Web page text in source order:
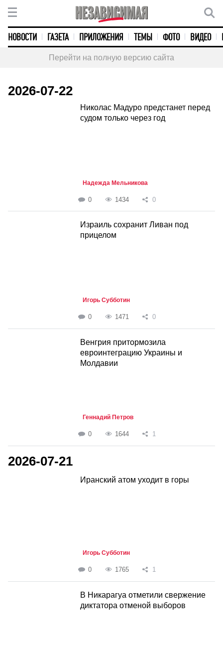
НОВОСТИ ГАЗЕТА ПРИЛОЖЕНИЯ ТЕМЫ ФОТО ВИДЕО
Перейти на полную версию сайта
2026-07-22
Николас Мадуро предстанет перед
судом только через год
Надежда Мельникова
0 1434 0
Израиль сохранит Ливан под
прицелом
Игорь Субботин
0 1471 0
Венгрия притормозила
евроинтеграцию Украины и
Молдавии
Геннадий Петров
0 1644 1
2026-07-21
Иранский атом уходит в горы
Игорь Субботин
0 1765 1
В Никарагуа отметили свержение
диктатора отменой выборов